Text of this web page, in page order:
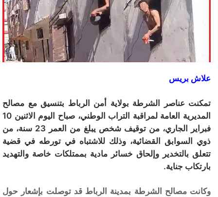
علاش بريس
تمكنت عناصر الشرطة بولاية أمن الرباط بتنسيق مع مصالح
المديرية العامة لمراقبة التراب الوطني، صباح اليوم الاثنين 10
فبراير الجاري، من توقيف شخص يبلغ من العمر 23 سنة، من
ذوي السوابق القضائية، وذلك للاشتباه في تورطه في قضية
تتعلق بالتخدير وإلحاق خسائر مادية بممتلكات خاصة والتهديد
بارتكاب جناية.
وكانت مصالح الشرطة بمدينة الرباط قد توصلت بإشعار حول